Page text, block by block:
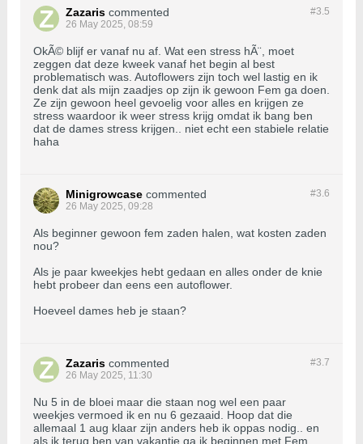
#3.5
Zazaris commented
26 May 2025, 08:59
OkÃ© blijf er vanaf nu af. Wat een stress hÃ¨, moet
zeggen dat deze kweek vanaf het begin al best
problematisch was. Autoflowers zijn toch wel lastig en ik
denk dat als mijn zaadjes op zijn ik gewoon Fem ga doen.
Ze zijn gewoon heel gevoelig voor alles en krijgen ze
stress waardoor ik weer stress krijg omdat ik bang ben
dat de dames stress krijgen.. niet echt een stabiele relatie
haha
#3.6
Minigrowcase commented
26 May 2025, 09:28
Als beginner gewoon fem zaden halen, wat kosten zaden
nou?
Als je paar kweekjes hebt gedaan en alles onder de knie
hebt probeer dan eens een autoflower.
Hoeveel dames heb je staan?
#3.7
Zazaris commented
26 May 2025, 11:30
Nu 5 in de bloei maar die staan nog wel een paar
weekjes vermoed ik en nu 6 gezaaid. Hoop dat die
allemaal 1 aug klaar zijn anders heb ik oppas nodig.. en
als ik terug ben van vakantie ga ik beginnen met Fem